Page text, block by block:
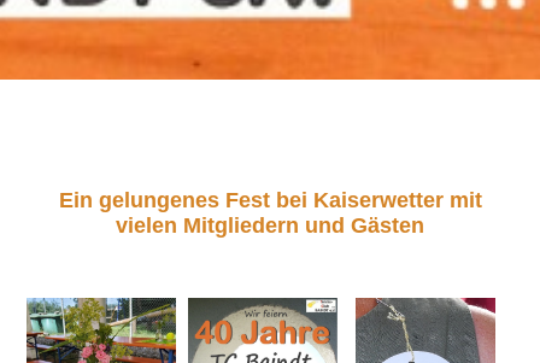
Ein gelungenes Fest bei Kaiserwetter mit
vielen Mitgliedern und Gästen